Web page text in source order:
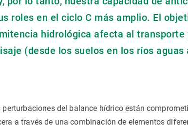
roles en el ciclo C más amplio. El
hidrológica afecta al transporte
(desde los suelos en los ríos
del balance hídrico están
a través de una combinación de elementos